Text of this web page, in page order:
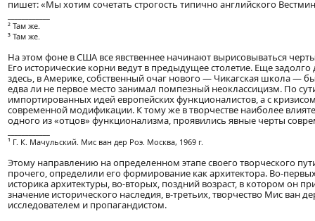
пишет: «Мы хотим сочетать строгость типично английского
² Там же.
³ Там же.
На этом фоне в США все явственнее начинают вырисовываться
Его исторические корни ведут в предыдущее столетие. Еще
здесь, в Америке, собственный очаг нового — Чикагская школа —
едва ли не первое место занимал помпезный неоклассицизм. По
импортированных идей европейских функционалистов, а с
современной модификации. К тому же в творчестве наиболее
одного из «отцов» функционализма, проявились явные черты
¹ Г. К. Мачульский. Мис ван дер Роэ. Москва, 1969 г.
Этому направлению на определенном этапе своего творческого
прочего, определили его формирование как архитектора. Во-
историка архитектуры, во-вторых, поздний возраст, в котором он
значение исторического наследия, в-третьих, творчество Мис ван
исследователем и пропагандистом.